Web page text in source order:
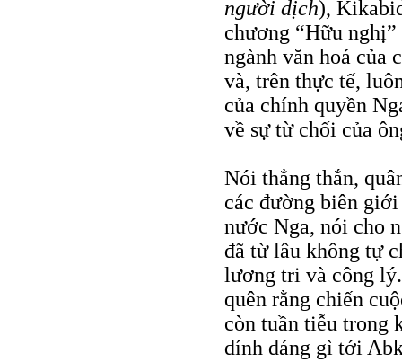
người dịch),
chương “Hữu
ngành văn hoá của
và, trên thực tế,
của chính quyền
về sự từ chối của
Nói thẳng thắn,
các đường biên
nước Nga, nói cho
đã từ lâu không tự
lương tri và công
quên rằng chiến
còn tuần tiễu trong
dính dáng gì tới